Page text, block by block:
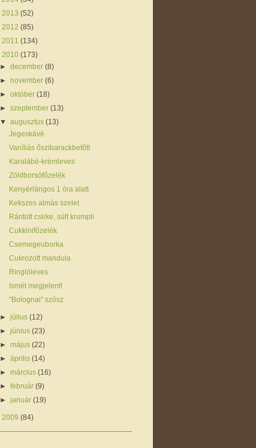
2013 (52)
2012 (85)
2011 (134)
2010 (173)
►december(8)
►november(6)
►október(18)
►szeptember(13)
▼augusztus(13)
Jegeskávé
Vaníliás őszibarackbefőtt
Karalábé-krémleves
Zöldborsófőzelék
Kenyérlángos 1 óra alatt
Kekszes almás szelet
Rántott csirke, sült krumpli
Cukkinifőzelék
Csemegeuborka
Cukrozott mandula
Ringlóleves
Ismét megjelent!
"Bolognai" szósz
►július(12)
►június(23)
►május(22)
►április(14)
►március(16)
►február(9)
►január(19)
2009 (84)